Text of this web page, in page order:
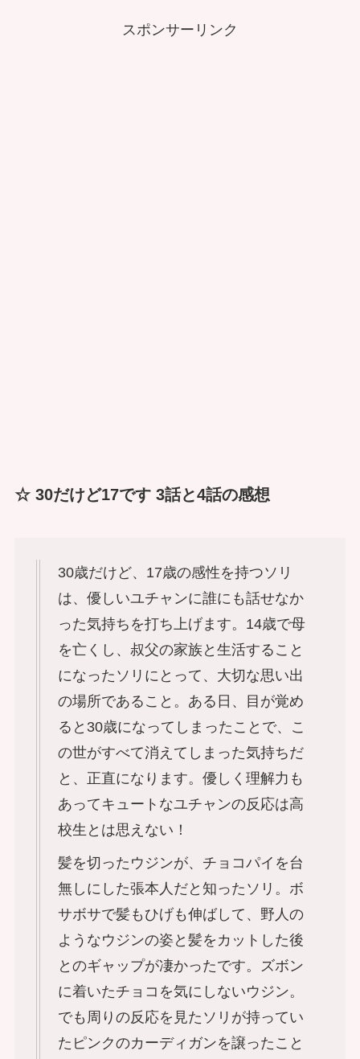
スポンサーリンク
☆ 30だけど17です 3話と4話の感想
30歳だけど、17歳の感性を持つソリ
は、優しいユチャンに誰にも話せなか
った気持ちを打ち上げます。14歳で母
を亡くし、叔父の家族と生活すること
になったソリにとって、大切な思い出
の場所であること。ある日、目が覚め
ると30歳になってしまったことで、こ
の世がすべて消えてしまった気持ちだ
と、正直になります。優しく理解力も
あってキュートなユチャンの反応は高
校生とは思えない！
髪を切ったウジンが、チョコパイを台
無しにした張本人だと知ったソリ。ボ
サボサで髪もひげも伸ばして、野人の
ようなウジンの姿と髪をカットした後
とのギャップが凄かったです。ズボン
に着いたチョコを気にしないウジン。
でも周りの反応を見たソリが持ってい
たピンクのカーディガンを譲ったこと